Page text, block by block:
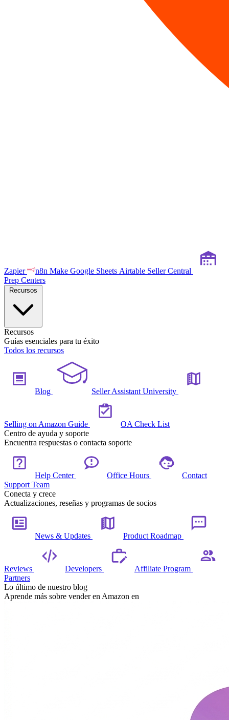
Zapier n8n Make Google Sheets Airtable Seller Central
Prep Centers
Recursos
Guías esenciales para tu éxito
Todos los recursos
Blog Seller Assistant University
Selling on Amazon Guide
OA Check List
Centro de ayuda y soporte
Encuentra respuestas o contacta soporte
Help Center Office Hours
Contact
Support Team
Conecta y crece
Actualizaciones, reseñas y programas de socios
News & Updates Product Roadmap
Reviews Developers
Affiliate Program
Partners
Lo último de nuestro blog
Aprende más sobre vender en Amazon en